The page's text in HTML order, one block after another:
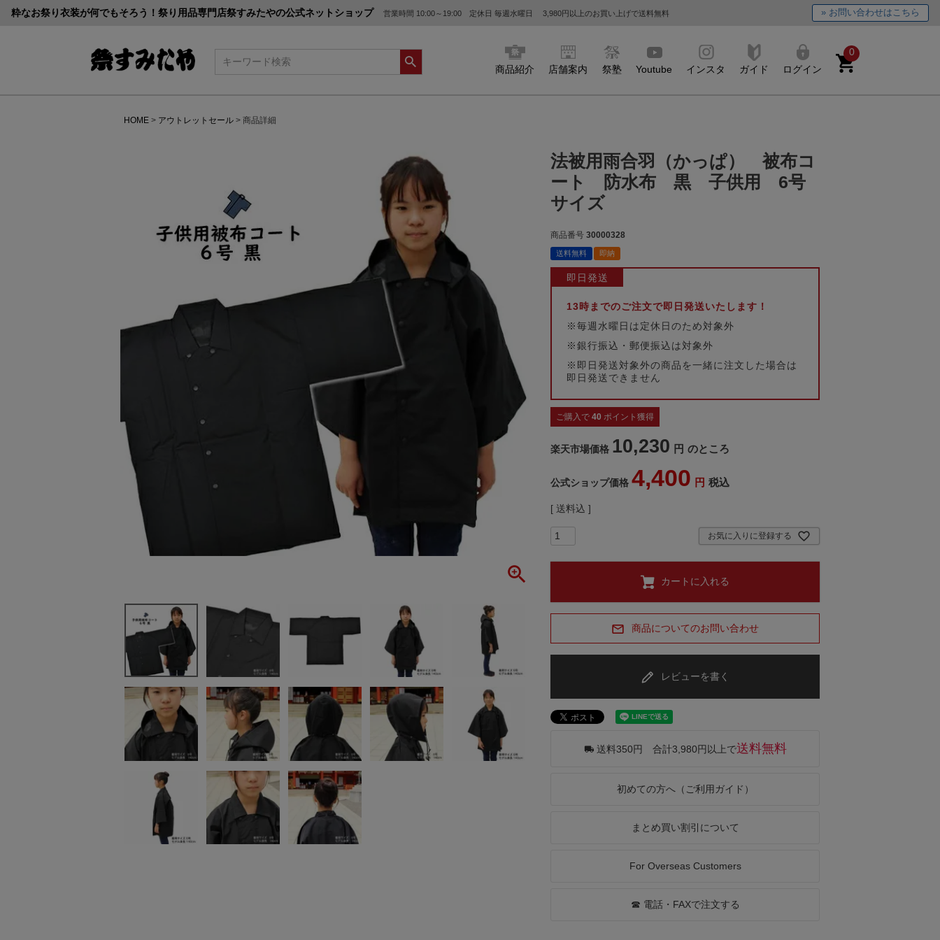
粋なお祭り衣装が何でもそろう！祭り用品専門店祭すみたやの公式ネットショップ 営業時間 10:00～19:00 定休日 毎週水曜日 3,980円以上のお買い上げで送料無料 » お問い合わせはこちら
商品紹介 店舗案内 祭塾 Youtube インスタ ガイド ログイン
0
HOME アウトレットセール 商品詳細
法被用雨合羽（かっぱ） 被布コ
ート 防水布 黒 子供用 6号
サイズ
商品番号 30000328
送料無料 即納
即日発送
13時までのご注文で即日発送いたします！
※毎週水曜日は定休日のため対象外
※銀行振込・郵便振込は対象外
※即日発送対象外の商品を一緒に注文した場合は
即日発送できません
ご購入で 40 ポイント獲得
楽天市場価格 10,230 のところ
公式ショップ価格 4,400 税込
送料込
お気に入りに登録する
カートに入れる
商品についてのお問い合わせ
レビューを書く
送料350円 合計3,980円以上で送料無料
初めての方へ（ご利用ガイド）
まとめ買い割引について
For Overseas Customers
☎ 電話・FAXで注文する